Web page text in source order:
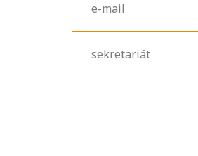
e-mail
sekretariát